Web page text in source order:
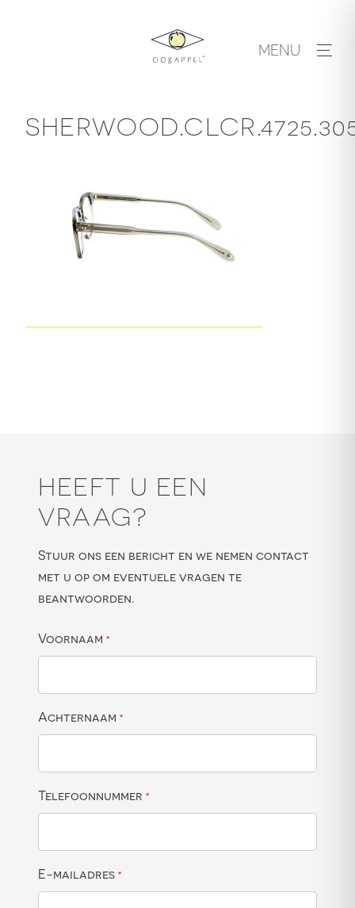
MENU
HEEFT U EEN
VRAAG?
Stuur ons een bericht en we nemen contact
met u op om eventuele vragen te
beantwoorden.
Voornaam *
Achternaam *
Telefoonnummer *
E-mailadres *